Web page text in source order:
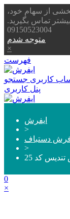
از سهام خود،
تماس بگیرید.
09150523004
متوجه شدم
×
فهرست
کاربری جستجو
پنل کاربری
ایفرش
>
فرش دستباف
>
کد 25
0
×